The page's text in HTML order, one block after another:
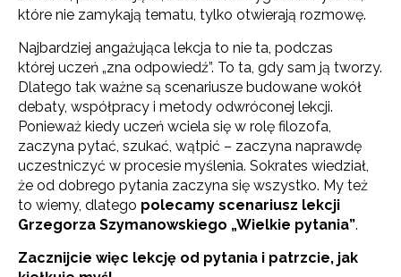
które nie zamykają tematu, tylko otwierają rozmowę.
Najbardziej angażująca lekcja to nie ta, podczas
której uczeń „zna odpowiedź”. To ta, gdy sam ją tworzy.
Dlatego tak ważne są scenariusze budowane wokół
debaty, współpracy i metody odwróconej lekcji.
Ponieważ kiedy uczeń wciela się w rolę filozofa,
zaczyna pytać, szukać, wątpić – zaczyna naprawdę
uczestniczyć w procesie myślenia. Sokrates wiedział,
że od dobrego pytania zaczyna się wszystko. My też
to wiemy, dlatego polecamy scenariusz lekcji
Grzegorza Szymanowskiego „Wielkie pytania”.
Zacznijcie więc lekcję od pytania i patrzcie, jak